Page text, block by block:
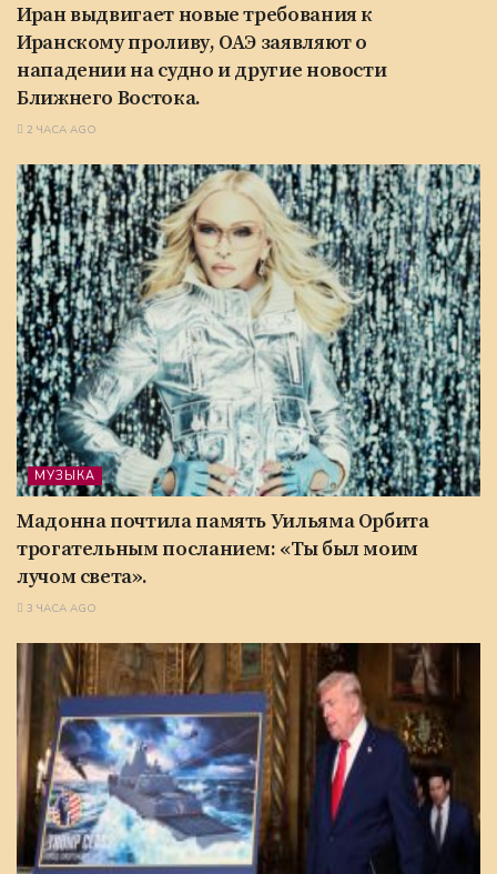
Иран выдвигает новые требования к
Иранскому проливу, ОАЭ заявляют о
нападении на судно и другие новости
Ближнего Востока.
2 ЧАСА AGO
МУЗЫКА
Мадонна почтила память Уильяма Орбита
трогательным посланием: «Ты был моим
лучом света».
3 ЧАСА AGO